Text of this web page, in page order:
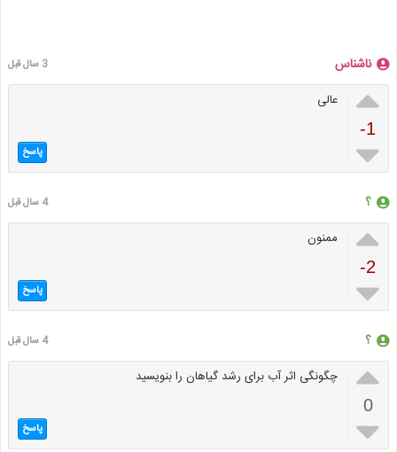
ناشناس 3 سال قبل

-1

عالی
پاسخ
؟ 4 سال قبل

-2

ممنون
پاسخ
؟ 4 سال قبل

0

چگونگی اثر آب برای رشد گیاهان را بنویسید
پاسخ